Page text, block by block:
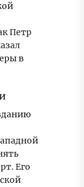
Петр
в
Его